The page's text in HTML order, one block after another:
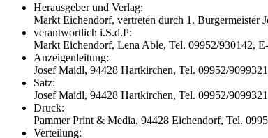
Herausgeber und Verlag:
Markt Eichendorf, vertreten durch 1. Bürgermeister
verantwortlich i.S.d.P:
Markt Eichendorf, Lena Able, Tel. 09952/930142,
Anzeigenleitung:
Josef Maidl, 94428 Hartkirchen, Tel. 09952/
Satz:
Josef Maidl, 94428 Hartkirchen, Tel. 09952/
Druck:
Pammer Print & Media, 94428 Eichendorf, Tel.
Verteilung: